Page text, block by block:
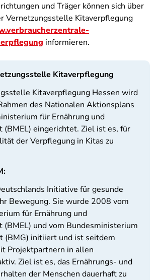
und Träger können sich über
Vernetzungsstelle Kitaverpflegung
informieren.
Kitaverpflegung
Kitaverpflegung Hessen wird
des Nationalen Aktionsplans
für Ernährung und
(BMEL) eingerichtet. Ziel ist es, für
der Verpflegung in Kitas zu
Initiative für gesunde
Bewegung. Sie wurde 2008 vom
für Ernährung und
(BMEL) und vom Bundesministerium
(BMG) initiiert und ist seitdem
Projektpartnern in allen
Ziel ist es, das Ernährungs- und
der Menschen dauerhaft zu